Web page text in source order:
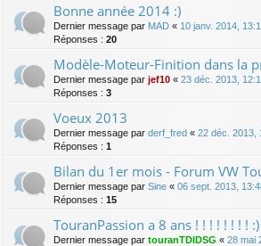
Bonne année 2014 :)
Dernier message par MAD « 10 janv. 2014,
Réponses : 20
Modèle-Moteur-Finition dans la
Dernier message par jef10 « 23 déc. 2013,
Réponses : 3
Voeux 2013
Dernier message par derf_fred « 22 déc. 2013,
Réponses : 1
Bilan du 1er mois - Forum VW
Dernier message par Sine « 06 sept. 2013,
Réponses : 15
TouranPassion a 8 ans ! ! ! ! ! ! ! ! :)
Dernier message par touranTDIDSG « 28 mai